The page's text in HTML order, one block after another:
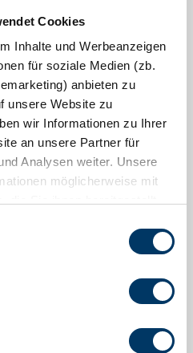
Cookies
Inhalte und Werbeanzeigen
für soziale Medien (zb.
anbieten zu
unsere Website zu
wir Informationen zu Ihrer
an unsere Partner für
Analysen weiter. Unsere
möglicherweise mit
Einwilligung zu unseren
Webseite weiterhin nutzen.
2024
ohne
können Sie vollständig auf
– ein komfortables Internet-
herunterladen können.
eine praktische Lösung für die
Ihre Mitarbeiter